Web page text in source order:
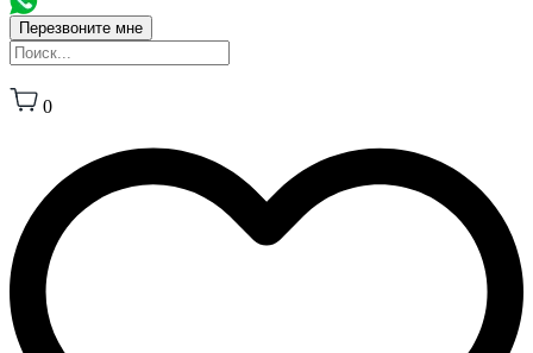
Перезвоните мне
0